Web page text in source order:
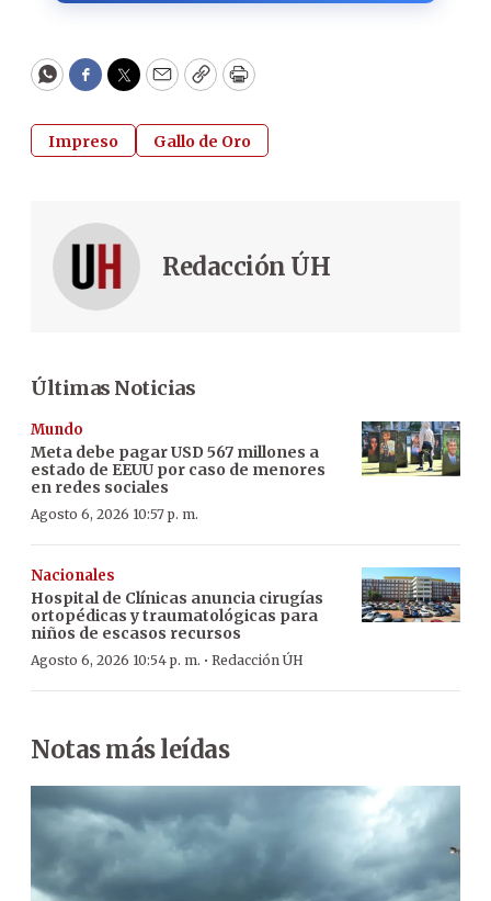
WhatsApp
Facebook
Twitter
EmailCopyPrint
Impreso Gallo de Oro
Redacción ÚH
Últimas Noticias
Mundo
Meta debe pagar USD 567 millones a
estado de EEUU por caso de menores
en redes sociales
Agosto 6, 2026 10:57 p. m.
Nacionales
Hospital de Clínicas anuncia cirugías
ortopédicas y traumatológicas para
niños de escasos recursos
Agosto 6, 2026 10:54 p. m. · Redacción ÚH
Notas más leídas